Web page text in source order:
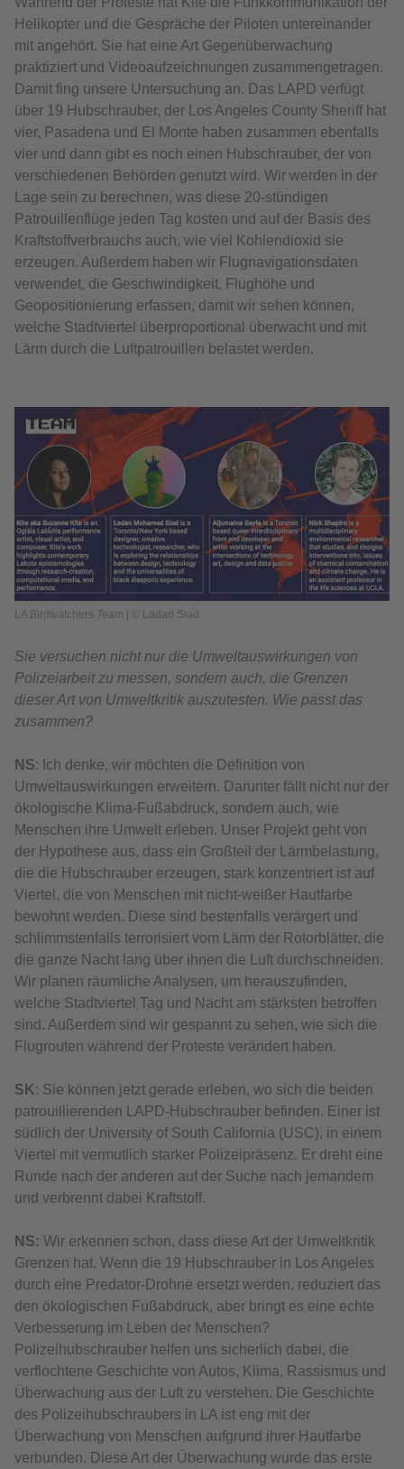
Helikopter und die Gespräche der Piloten untereinander
mit angehört. Sie hat eine Art Gegenüberwachung
praktiziert und Videoaufzeichnungen zusammengetragen.
Damit fing unsere Untersuchung an. Das LAPD verfügt
über 19 Hubschrauber, der Los Angeles County Sheriff hat
vier, Pasadena und El Monte haben zusammen ebenfalls
vier und dann gibt es noch einen Hubschrauber, der von
verschiedenen Behörden genutzt wird. Wir werden in der
Lage sein zu berechnen, was diese 20-stündigen
Patrouillenflüge jeden Tag kosten und auf der Basis des
Kraftstoffverbrauchs auch, wie viel Kohlendioxid sie
erzeugen. Außerdem haben wir Flugnavigationsdaten
verwendet, die Geschwindigkeit, Flughöhe und
Geopositionierung erfassen, damit wir sehen können,
welche Stadtviertel überproportional überwacht und mit
Lärm durch die Luftpatrouillen belastet werden.
LA Birdwatchers Team | © Ladan Siad
Sie versuchen nicht nur die Umweltauswirkungen von
Polizeiarbeit zu messen, sondern auch, die Grenzen
dieser Art von Umweltkritik auszutesten. Wie passt das
zusammen?
NS: Ich denke, wir möchten die Definition von
Umweltauswirkungen erweitern. Darunter fällt nicht nur der
ökologische Klima-Fußabdruck, sondern auch, wie
Menschen ihre Umwelt erleben. Unser Projekt geht von
der Hypothese aus, dass ein Großteil der Lärmbelastung,
die die Hubschrauber erzeugen, stark konzentriert ist auf
Viertel, die von Menschen mit nicht-weißer Hautfarbe
bewohnt werden. Diese sind bestenfalls verärgert und
schlimmstenfalls terrorisiert vom Lärm der Rotorblätter, die
die ganze Nacht lang über ihnen die Luft durchschneiden.
Wir planen räumliche Analysen, um herauszufinden,
welche Stadtviertel Tag und Nacht am stärksten betroffen
sind. Außerdem sind wir gespannt zu sehen, wie sich die
Flugrouten während der Proteste verändert haben.
SK: Sie können jetzt gerade erleben, wo sich die beiden
patrouillierenden LAPD-Hubschrauber befinden. Einer ist
südlich der University of South California (USC), in einem
Viertel mit vermutlich starker Polizeipräsenz. Er dreht eine
Runde nach der anderen auf der Suche nach jemandem
und verbrennt dabei Kraftstoff.
NS: Wir erkennen schon, dass diese Art der Umweltkritik
Grenzen hat. Wenn die 19 Hubschrauber in Los Angeles
durch eine Predator-Drohne ersetzt werden, reduziert das
den ökologischen Fußabdruck, aber bringt es eine echte
Verbesserung im Leben der Menschen?
Polizeihubschrauber helfen uns sicherlich dabei, die
verflochtene Geschichte von Autos, Klima, Rassismus und
Überwachung aus der Luft zu verstehen. Die Geschichte
des Polizeihubschraubers in LA ist eng mit der
Überwachung von Menschen aufgrund ihrer Hautfarbe
verbunden. Diese Art der Überwachung wurde das erste